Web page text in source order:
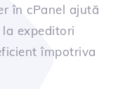
în cPanel ajută
expeditori
împotriva